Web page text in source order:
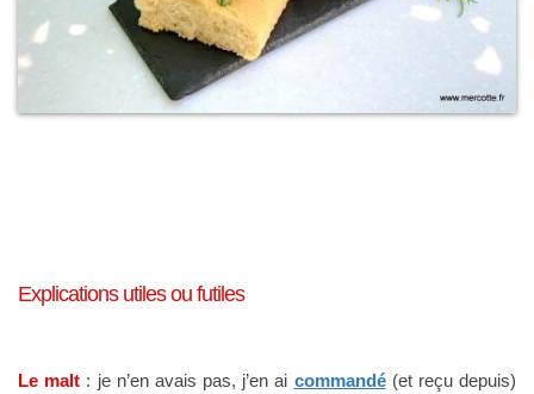
Explications utiles ou futiles
Le malt : je n’en avais pas, j’en ai commandé(et reçu depuis)